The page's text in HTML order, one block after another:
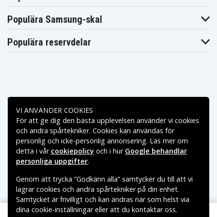
Asus ZenBook UX42V, Asus ZenBook UX42VS, Asus
ZenBook UX52, Asus ZenBook UX52A, Asus ZenBook
UX52V, Asus ZenBook UX52VS, Asus ZenBook UX301,
Asus ZenBook UX301L, Asus ZenBook UX301LA, Asus
ZenBook UX302, Asus ZenBook UX302L, Asus ZenBook
Asus ZenBook UX306U, Asus ZenBook UX306UA, Asus
ZenBook UX360, Asus ZenBook UX360C, Asus ZenBook
UX360CA, Asus ZenBook UX360U, Asus ZenBook
UX360UA, Asus ZenBook UX560, Asus ZenBook
UX560U, Asus ZenBook UX560UA, Asus ZenBook
UX560UQ, Asus ZenBook UX560UX, Asus A541, Asus
D540, Asus D541, Asus F302, Asus K540, Asus Q324,
Asus Q504, Asus Q551, Asus R553, Asus X302, Asus
X541, Asus ZenBook UX390, Asus ZenBook UX390U,
Asus ZenBook UX390UA, Asus A540
Populära Samsung-skal
Populära reservdelar
Betalningsalternativ
Leveransalternativ
Copyright © 2026, Spares Nordic AB
VI ANVÄNDER COOKIES
För att ge dig den bästa upplevelsen använder vi cookies
och andra spårtekniker. Cookies kan användas för
personlig och icke-personlig annonsering. Läs mer om
detta i vår cookiepolicy och i hur Google behandlar
personliga uppgifter.
Genom att trycka ”Godkänn alla” samtycker du till att vi
lagrar cookies och andra spårtekniker på din enhet.
Samtycket är frivilligt och kan ändras när som helst via
dina cookie-inställningar eller att du kontaktar oss.